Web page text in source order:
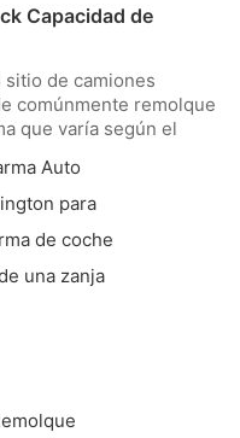
Capacidad de
de camiones
comúnmente remolque
que varía según el
informes del sitio de
Auto
para
de coche
una zanja